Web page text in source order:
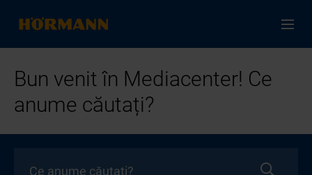
Bun venit în Mediacenter! Ce
anume căutați?